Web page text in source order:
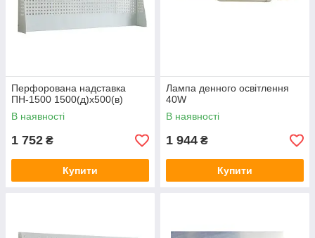
Перфорована надставка
ПН-1500 1500(д)х500(в)
В наявності
1 752 ₴
Купити
Лампа денного освітлення
40W
В наявності
1 944 ₴
Купити